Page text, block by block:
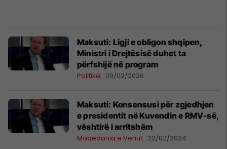
Maksuti: Ligji e obligon shqipen,
Ministri i Drejtësisë duhet ta
përfshijë në program
Politikë 09/02/2026
Maksuti: Konsensusi për zgjedhjen
e presidentit në Kuvendin e RMV-së,
vështirë i arritshëm
Maqedonia e Veriut 22/02/2024